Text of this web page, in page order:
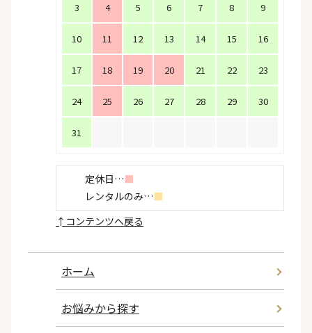
3 4 5 6 7 8 9
10 11 12 13 14 15 16
17 18 19 20 21 22 23
24 25 26 27 28 29 30
31
定休日…■
レンタルのみ…■
↑ コンテンツへ戻る
ホーム
お悩みから探す